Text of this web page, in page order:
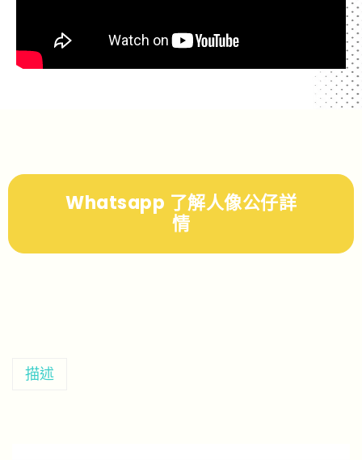
Whatsapp 了解人像公仔詳
情
描述